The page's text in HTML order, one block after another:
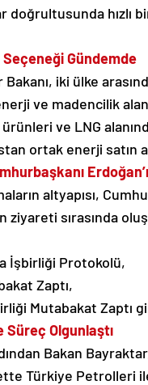
doğrultusunda hızlı
Gündemde
iki ülke
ve madencilik
ve LNG
ortak enerji satın
altyapısı,
sırasında
İşbirliği Protokolü,
Zaptı,
Mutabakat Zaptı
Süreç Olgunlaştı
Bakan
Türkiye Petrolleri